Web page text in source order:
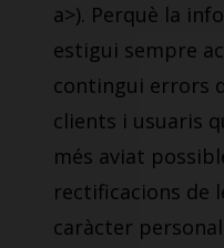
a>). Perquè la
estigui sempre
contingui errors
clients i usuaris
més aviat
rectificacions de
caràcter personal.